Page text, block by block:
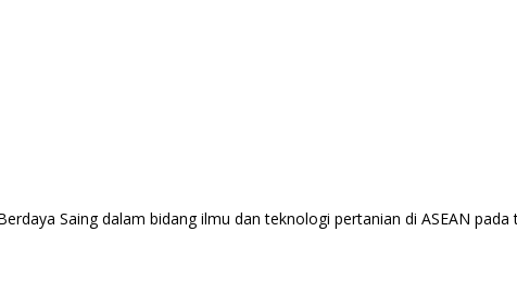
Saing dalam bidang ilmu dan teknologi pertanian di ASEAN pada